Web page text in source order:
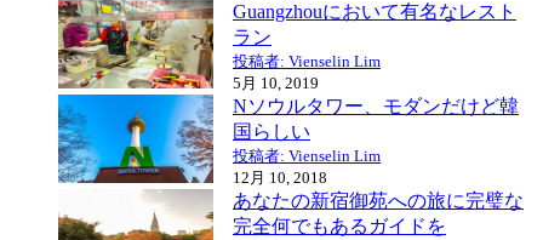
Guangzhouにおいて有名なレスト
ラン
投稿者: Vienselin Lim
5月 10, 2019
Nソウルタワー、モダンだけど韓
国らしい
投稿者: Vienselin Lim
12月 10, 2018
あなたの新宿御苑への旅に完璧な
完全何でもあるガイドを